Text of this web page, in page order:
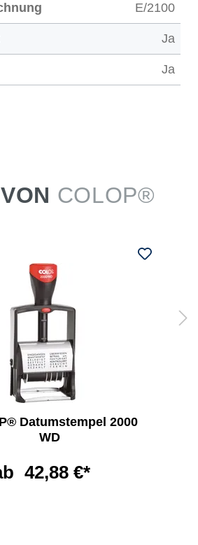
E/2100
Ja
Ja
COLOP®
Datumstempel 2000
WD
42,88 €*